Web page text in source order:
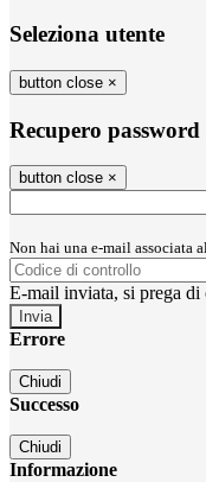
Seleziona utente
button close ×
Recupero password
button close ×
Non hai una e-mail associata
E-mail inviata, si prega di
Errore
Chiudi
Successo
Chiudi
Informazione